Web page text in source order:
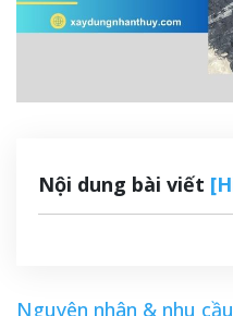
Nội dung bài viết
Nguyên nhân & nhu